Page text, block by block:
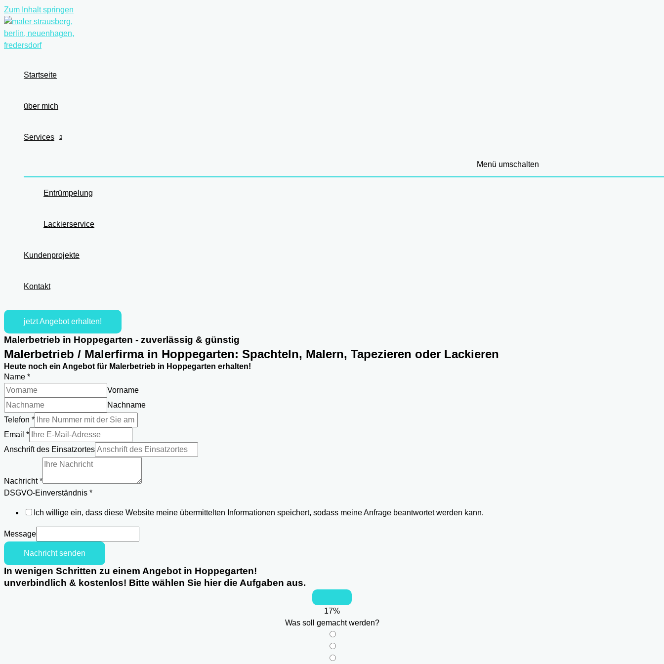
Zum Inhalt springen
Startseite
über mich
Services
Menü umschalten
Entrümpelung
Lackierservice
Kundenprojekte
Kontakt
jetzt Angebot erhalten!
Malerbetrieb in Hoppegarten - zuverlässig & günstig
Malerbetrieb / Malerfirma in Hoppegarten: Spachteln, Malern, Tapezieren oder Lackieren
Heute noch ein Angebot für Malerbetrieb in Hoppegarten erhalten!
Name *
Vorname
Nachname
Telefon *
Email *
Anschrift des Einsatzortes
Einverständnis
Telefon
Nachricht*
DSGVO-Einverständnis *
Ich willige ein, dass diese Website meine übermittelten Informationen speichert, sodass meine Anfrage beantwortet werden kann.
Message
Nachricht senden
In wenigen Schritten zu einem Angebot in Hoppegarten!
unverbindlich & kostenlos! Bitte wählen Sie hier die Aufgaben aus.
17%
Was soll gemacht werden?